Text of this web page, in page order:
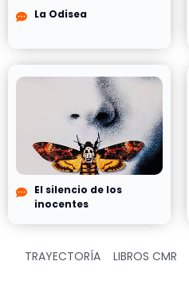
La Odisea
El silencio de los
inocentes
TRAYECTORÍA LIBROS CMR